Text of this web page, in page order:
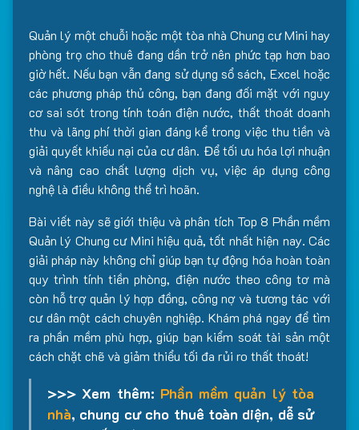
Quản lý một chuỗi hoặc một tòa nhà Chung cư Mini hay
phòng trọ cho thuê đang dần trở nên phức tạp hơn bao
giờ hết. Nếu bạn vẫn đang sử dụng sổ sách, Excel hoặc
các phương pháp thủ công, bạn đang đối mặt với nguy
cơ sai sót trong tính toán điện nước, thất thoát doanh
thu và lãng phí thời gian đáng kể trong việc thu tiền và
giải quyết khiếu nại của cư dân. Để tối ưu hóa lợi nhuận
và nâng cao chất lượng dịch vụ, việc áp dụng công
nghệ là điều không thể trì hoãn.
Bài viết này sẽ giới thiệu và phân tích Top 8 Phần mềm
Quản lý Chung cư Mini hiệu quả, tốt nhất hiện nay. Các
giải pháp này không chỉ giúp bạn tự động hóa hoàn toàn
quy trình tính tiền phòng, điện nước theo công tơ mà
còn hỗ trợ quản lý hợp đồng, công nợ và tương tác với
cư dân một cách chuyên nghiệp. Khám phá ngay để tìm
ra phần mềm phù hợp, giúp bạn kiểm soát tài sản một
cách chặt chẽ và giảm thiểu tối đa rủi ro thất thoát!
>>> Xem thêm: Phần mềm quản lý tòa
nhà, chung cư cho thuê toàn diện, dễ sử